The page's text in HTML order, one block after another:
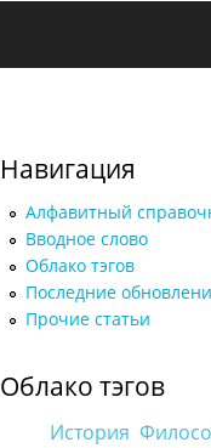
Навигация
Алфавитный
Вводное слово
Облако тэгов
Последние
Прочие статьи
Облако тэгов
История